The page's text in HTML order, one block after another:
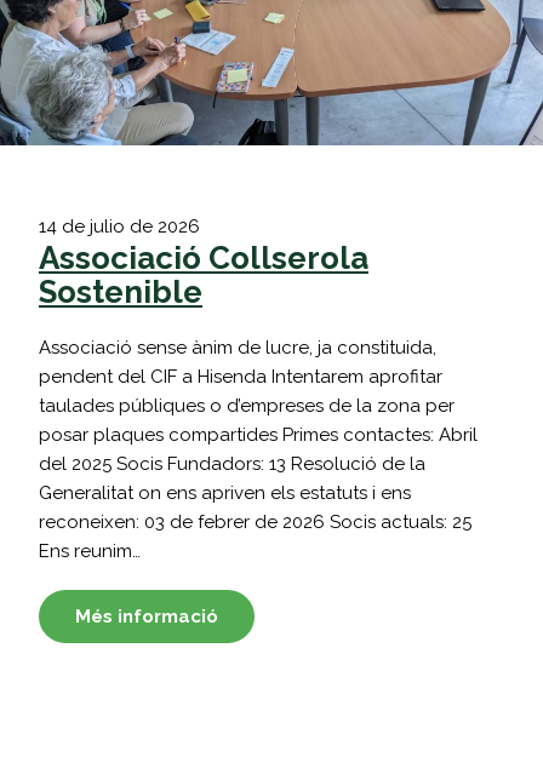
14 de julio de 2026
Associació Collserola
Sostenible
Associació sense ànim de lucre, ja constituida,
pendent del CIF a Hisenda Intentarem aprofitar
taulades públiques o d’empreses de la zona per
posar plaques compartides Primes contactes: Abril
del 2025 Socis Fundadors: 13 Resolució de la
Generalitat on ens apriven els estatuts i ens
reconeixen: 03 de febrer de 2026 Socis actuals: 25
Ens reunim…
Més informació